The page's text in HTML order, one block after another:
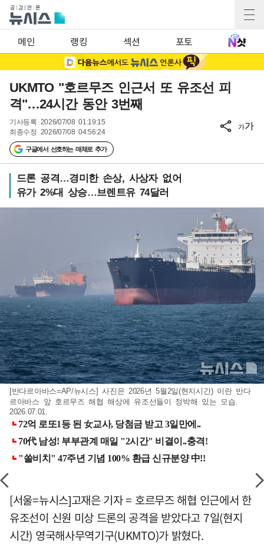
메인 랭킹 섹션 포토
UKMTO "호르무즈 인근서 또 유조선 피
격"…24시간 동안 3번째
기사등록 2026/07/08 01:19:15
최종수정 2026/07/08 04:56:24
구글에서 선호하는 매체로 추가
가가
드론 공격…경미한 손상, 사상자 없어
유가 2%대 상승…브렌트유 74달러
[반다르아바스=AP/뉴시스] 사진은 2026년 5월2일(현지시간) 이란 반다
르아바스 앞 호르무즈 해협 해상에 유조선들이 정박해 있는 모습.
2026.07.01.
[서울=뉴시스]고재은 기자 = 호르무즈 해협 인근에서 한
유조선이 신원 미상 드론의 공격을 받았다고 7일(현지
시간) 영국해사무역기구(UKMTO)가 밝혔다.